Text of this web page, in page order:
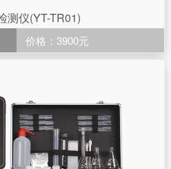
测仪(YT-TR01)
价格：3900元